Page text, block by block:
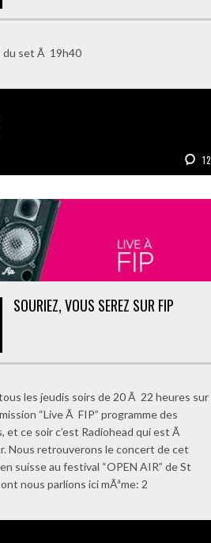
set Ã 19h40
12
SOURIEZ, VOUS SEREZ SUR FIP
les jeudis soirs de 20 Ã 22 heures sur
“Live Ã FIP” programme des
et ce soir c’est Radiohead qui est Ã
Nous retrouverons le concert de cet
suisse au festival “OPEN AIR” de St
nous parlions ici mÃªme: 2